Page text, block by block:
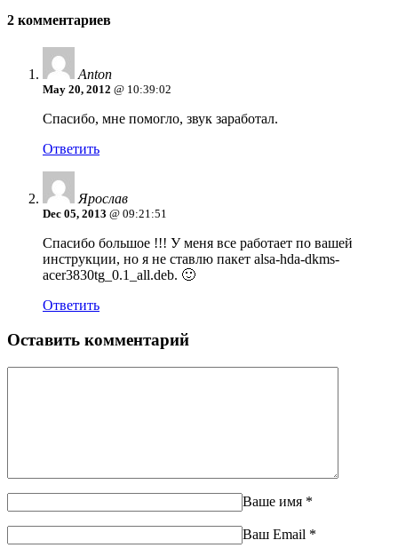
2 комментариев
Anton
May 20, 2012 @ 10:39:02
Спасибо, мне помогло, звук заработал.
Ответить
Ярослав
Dec 05, 2013 @ 09:21:51
Спасибо большое !!! У меня все работает по вашей
инструкции, но я не ставлю пакет alsa-hda-dkms-
acer3830tg_0.1_all.deb. 🙂
Ответить
Оставить комментарий
Ваше имя *
Ваш Email *